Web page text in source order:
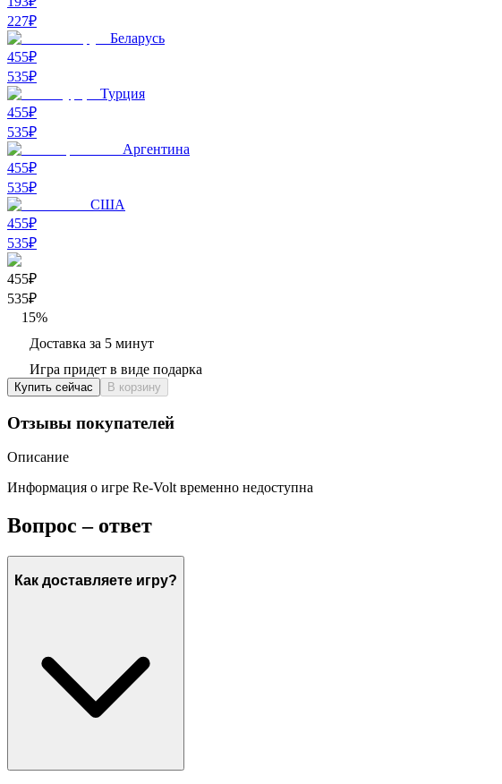
227₽
Беларусь
455₽
535₽
Турция
455₽
535₽
Аргентина
455₽
535₽
США
455₽
535₽
455₽
535₽
15%
Доставка за 5 минут
Игра придет в виде подарка
Купить сейчас В корзину
Отзывы покупателей
Описание
Информация о игре Re-Volt временно недоступна
Вопрос – ответ
Как доставляете игру?